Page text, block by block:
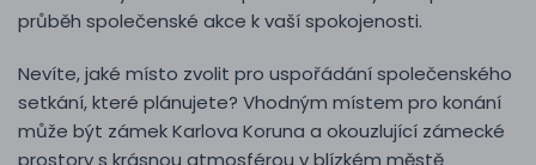
průběh společenské akce k vaší spokojenosti.
Nevíte, jaké místo zvolit pro uspořádání společenského
setkání, které plánujete? Vhodným místem pro konání
může být zámek Karlova Koruna a okouzlující zámecké
prostory s krásnou atmosférou v blízkém městě